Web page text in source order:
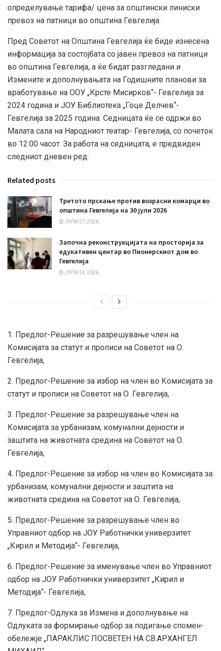
определување тарифа/ цена за општински линиски
превоз на патници во општина Гевгелија.
Пред Советот на Општина Гевгелија ќе биде изнесена
информација за состојбата со јавен превоз на патници
во општина Гевгелија, а ќе бидат разгледани и
Измените и дополнувањата на Годишните планови за
вработување на ООУ „Крсте Мисирков“- Гевгелија за
2024 година и ЈОУ Библиотека „Гоце Делчев“-
Гевгелија за 2025 година. Седницата ќе се одржи во
Малата сала на Народниот театар- Гевгелија, со почеток
во 12:00 часот. За работа на седницата, е предвиден
следниот дневен ред:
Related posts
Третото прскање против возрасни комарци во
општина Гевгелија на 30 јули 2026
ЈУЛИ 27, 2026
Започна реконструкцијата на просторија за
едукативен центар во Пионерскиот дом во
Гевгелија
ЈУЛИ 24, 2026
1. Предлог-Решение за разрешување член на
Комисијата за статут и прописи на Советот на О.
Гевгелија,
2. Предлог-Решение за избор на член во Комисијата за
статут и прописи на Советот на О. Гевгелијa,
3. Предлог-Решение за разрешување член на
Комисијата за урбанизам, комунални дејности и
заштита на животната средина на Советот на О.
Гевгелија,
4. Предлог-Решение за избор на член во Комисијата за
урбанизам, комунални дејности и заштита на
животната средина на Советот на О. Гевгелија,
5. Предлог-Решение за разрешување член во
Управниот одбор на ЈОУ Работнички универзитет
„Кирил и Методија“- Гевгелија,
6. Предлог-Решение за именување член во Управниот
одбор на ЈОУ Работнички универзитет „Кирил и
Методија“- Гевгелија,
7. Предлог-Одлука за Измена и дополнување на
Одлуката за формирање одбор за подигање спомен-
обележје „ПАРАКЛИС ПОСВЕТЕН НА СВ.АРХАНГЕЛ